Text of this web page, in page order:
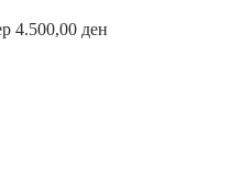
4.500,00 ден